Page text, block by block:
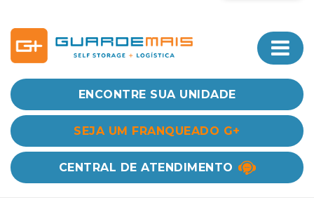
ENCONTRE SUA UNIDADE
SEJA UM FRANQUEADO G+
CENTRAL DE ATENDIMENTO